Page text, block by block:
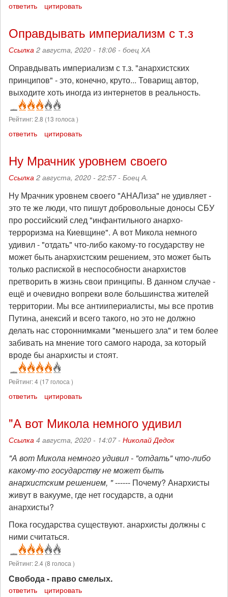
ответить цитировать
Оправдывать империализм с т.з
Ссылка 2 августа, 2020 - 18:06 - боец ХА
Оправдывать империализм с т.з. "анархистских
принципов" - это, конечно, круто... Товарищ автор,
выходите хоть иногда из интернетов в реальность.
Рейтинг:2.8 (13 голоса )
ответить цитировать
Ну Мрачник уровнем своего
Ссылка 2 августа, 2020 - 22:57 - Боец А.
Ну Мрачник уровнем своего "АНАЛиза" не удивляет -
это те же люди, что пишут добровольные доносы СБУ
про российский след "инфантильного анархо-
терроризма на Киевщине". А вот Микола немного
удивил - "отдать" что-либо какому-то государству не
может быть анархистским решением, это может быть
только распиской в неспособности анархистов
претворить в жизнь свои принципы. В данном случае -
ещё и очевидно вопреки воле большинства жителей
территории. Мы все антиипериалисты, мы все против
Путина, анексий и всего такого, но это не должно
делать нас стороннимками "меньшего зла" и тем более
забивать на мнение того самого народа, за который
вроде бы анархисты и стоят.
Рейтинг:4 (17голоса )
ответить цитировать
"А вот Микола немного удивил
Ссылка 4 августа, 2020 - 14:07 - Николай Дедок
"А вот Микола немного удивил - "отдать" что-либо
какому-то государству не может быть
анархистским решением, "------ Почему? Анархисты
живут в вакууме, где нет государств, а одни
анархисты?
Пока государства существуют. анархисты должны с
ними считаться.
Рейтинг:2.4 (8 голоса )
Свобода - право смелых.
ответить цитировать